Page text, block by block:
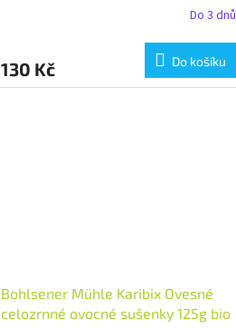
Do 3 dnů
130 Kč Do košíku
Bohlsener Mühle Karibix Ovesné
celozrnné ovocné sušenky 125g bio